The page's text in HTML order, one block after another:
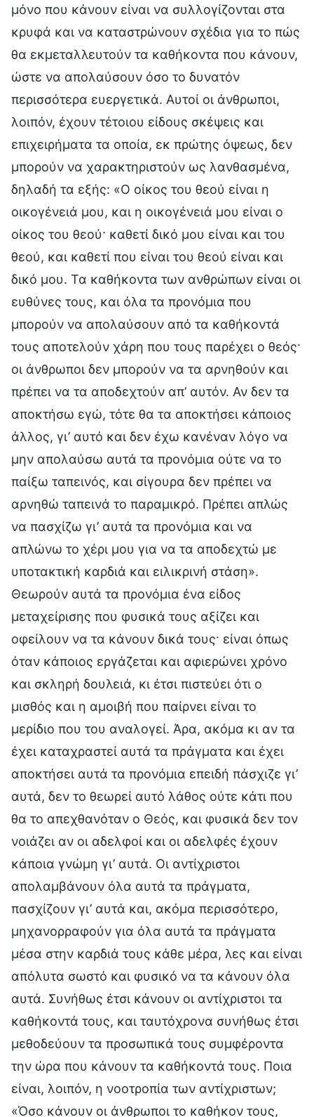
μόνο που κάνουν είναι να συλλογίζονται στα
κρυφά και να καταστρώνουν σχέδια για το πώς
θα εκμεταλλευτούν τα καθήκοντα που κάνουν,
ώστε να απολαύσουν όσο το δυνατόν
περισσότερα ευεργετικά. Αυτοί οι άνθρωποι,
λοιπόν, έχουν τέτοιου είδους σκέψεις και
επιχειρήματα τα οποία, εκ πρώτης όψεως, δεν
μπορούν να χαρακτηριστούν ως λανθασμένα,
δηλαδή τα εξής: «Ο οίκος του θεού είναι η
οικογένειά μου, και η οικογένειά μου είναι ο
οίκος του θεού· καθετί δικό μου είναι και του
θεού, και καθετί που είναι του θεού είναι και
δικό μου. Τα καθήκοντα των ανθρώπων είναι οι
ευθύνες τους, και όλα τα προνόμια που
μπορούν να απολαύσουν από τα καθήκοντά
τους αποτελούν χάρη που τους παρέχει ο θεός·
οι άνθρωποι δεν μπορούν να τα αρνηθούν και
πρέπει να τα αποδεχτούν απ’ αυτόν. Αν δεν τα
αποκτήσω εγώ, τότε θα τα αποκτήσει κάποιος
άλλος, γι’ αυτό και δεν έχω κανέναν λόγο να
μην απολαύσω αυτά τα προνόμια ούτε να το
παίξω ταπεινός, και σίγουρα δεν πρέπει να
αρνηθώ ταπεινά το παραμικρό. Πρέπει απλώς
να πασχίζω γι’ αυτά τα προνόμια και να
απλώνω το χέρι μου για να τα αποδεχτώ με
υποτακτική καρδιά και ειλικρινή στάση».
Θεωρούν αυτά τα προνόμια ένα είδος
μεταχείρισης που φυσικά τους αξίζει και
οφείλουν να τα κάνουν δικά τους· είναι όπως
όταν κάποιος εργάζεται και αφιερώνει χρόνο
και σκληρή δουλειά, κι έτσι πιστεύει ότι ο
μισθός και η αμοιβή που παίρνει είναι το
μερίδιο που του αναλογεί. Άρα, ακόμα κι αν τα
έχει καταχραστεί αυτά τα πράγματα και έχει
αποκτήσει αυτά τα προνόμια επειδή πάσχιζε γι’
αυτά, δεν το θεωρεί αυτό λάθος ούτε κάτι που
θα το απεχθανόταν ο Θεός, και φυσικά δεν τον
νοιάζει αν οι αδελφοί και οι αδελφές έχουν
κάποια γνώμη γι’ αυτά. Οι αντίχριστοι
απολαμβάνουν όλα αυτά τα πράγματα,
πασχίζουν γι’ αυτά και, ακόμα περισσότερο,
μηχανορραφούν για όλα αυτά τα πράγματα
μέσα στην καρδιά τους κάθε μέρα, λες και είναι
απόλυτα σωστό και φυσικό να τα κάνουν όλα
αυτά. Συνήθως έτσι κάνουν οι αντίχριστοι τα
καθήκοντά τους, και ταυτόχρονα συνήθως έτσι
μεθοδεύουν τα προσωπικά τους συμφέροντα
την ώρα που κάνουν τα καθήκοντά τους. Ποια
είναι, λοιπόν, η νοοτροπία των αντίχριστων;
«Όσο κάνουν οι άνθρωποι το καθήκον τους,